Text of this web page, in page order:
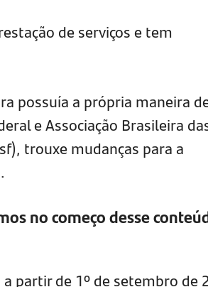
de serviços e tem
possuía a própria maneira
e Associação Brasileira
trouxe mudanças para a
no começo desse
partir de 1º de setembro de